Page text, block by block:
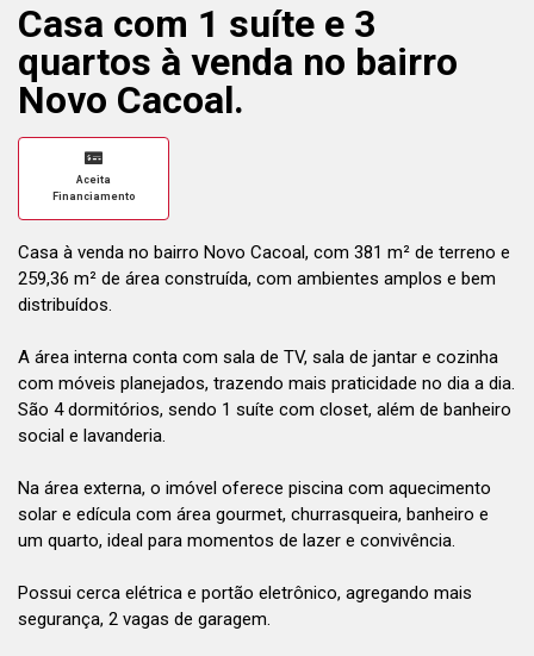
Casa com 1 suíte e 3
quartos à venda no bairro
Novo Cacoal.
Aceita
Financiamento
Casa à venda no bairro Novo Cacoal, com 381 m² de terreno e
259,36 m² de área construída, com ambientes amplos e bem
distribuídos.
A área interna conta com sala de TV, sala de jantar e cozinha
com móveis planejados, trazendo mais praticidade no dia a dia.
São 4 dormitórios, sendo 1 suíte com closet, além de banheiro
social e lavanderia.
Na área externa, o imóvel oferece piscina com aquecimento
solar e edícula com área gourmet, churrasqueira, banheiro e
um quarto, ideal para momentos de lazer e convivência.
Possui cerca elétrica e portão eletrônico, agregando mais
segurança, 2 vagas de garagem.